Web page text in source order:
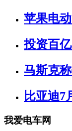
苹果电
投资百
马斯克
比亚迪7
我爱电车网